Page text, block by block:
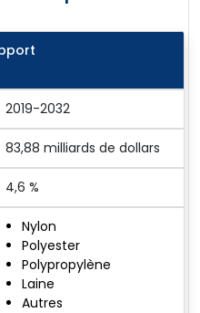
2019-2032
83,88 milliards de dollars
4,6 %
Nylon
Polyester
Polypropylène
Laine
Autres